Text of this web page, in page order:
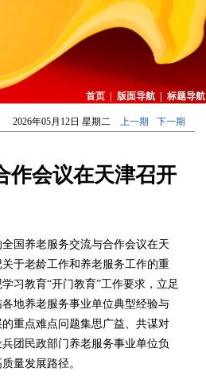
首页 版面导航 标题导航
2026年05月12日 星期二 上一期 下一期
作会议在天津召开
国养老服务交流与合作会议在天
于老龄工作和养老服务工作的重
习教育“开门教育”工作要求，立足
地养老服务事业单位典型经验与
重点难点问题集思广益、共谋对
团民政部门养老服务事业单位负
量发展路径。